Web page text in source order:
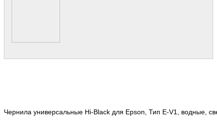
Чернила универсальные Hi-Black для Epson, Тип E-V1, водные,